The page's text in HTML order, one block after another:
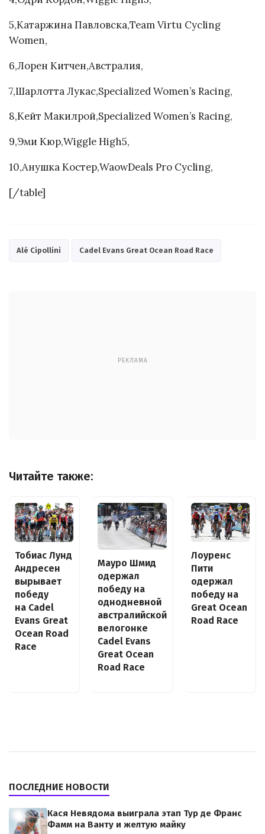
5,Катаржина Павловска,Team Virtu Cycling
Women,
6,Лорен Китчен,Австралия,
7,Шарлотта Лукас,Specialized Women’s Racing,
8,Кейт Макилрой,Specialized Women’s Racing,
9,Эми Кюр,Wiggle High5,
10,Анушка Костер,WaowDeals Pro Cycling,
[/table]
Alé Cipollini Cadel Evans Great Ocean Road Race
РЕКЛАМА
Читайте также:
Тобиас Лунд
Андресен
вырывает
победу
на Cadel
Evans Great
Ocean Road
Race
Мауро Шмид
одержал
победу на
однодневной
австралийской
велогонке
Cadel Evans
Great Ocean
Road Race
Лоуренс
Пити
одержал
победу на
Great Ocean
Road Race
ПОСЛЕДНИЕ НОВОСТИ
Кася Невядома выиграла этап Тур де Франс
Фамм на Ванту и желтую майку